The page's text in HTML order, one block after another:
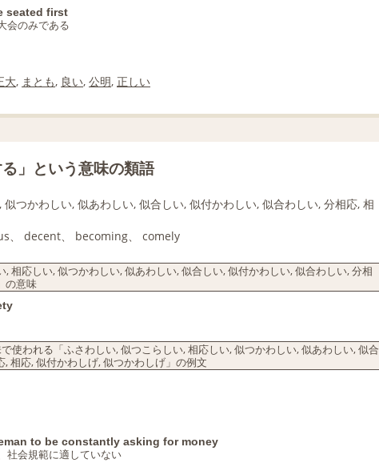
seated first
会のみである
大, まとも, 良い, 公明, 正しい
」という意味の類語
つかわしい, 似あわしい, 似合しい, 似付かわしい, 似合わしい, 分相応, 相
、 decent、 becoming、 comely
相応しい, 似つかわしい, 似あわしい, 似合しい, 似付かわしい, 似合わしい, 分相
の意味
使われる「ふさわしい, 似つこらしい, 相応しい, 似つかわしい, 似あわしい, 似合
相応, 似付かわしげ, 似つかわしげ」の例文
to be constantly asking for money
社会規範に適していない